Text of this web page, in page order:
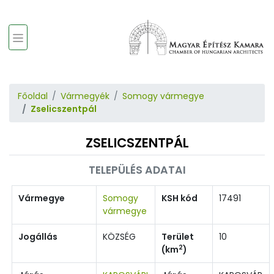
Főoldal Vármegyék
Somogy vármegye
Zselicszentpál
ZSELICSZENTPÁL
TELEPÜLÉS ADATAI
Vármegye
Somogy
vármegye
KSH kód 17491
Jogállás KÖZSÉG
Terület
(km2)
10